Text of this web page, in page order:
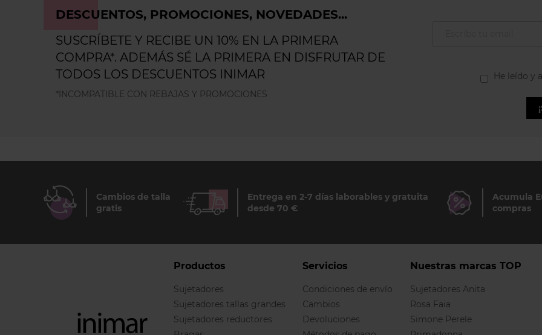
DESCUENTOS, PROMOCIONES, NOVEDADES...
SUSCRÍBETE Y RECIBE UN 10% EN LA PRIMERA
COMPRA*. ADEMÁS SÉ LA PRIMERA EN DISFRUTAR DE
TODOS LOS DESCUENTOS INIMAR
*INCOMPATIBLE CON REBAJAS Y PROMOCIONES
He leído y
Cambios de talla
gratis
Entrega en 2-7 días laborables y gratuita
desde 70 €
Acumula
compras
Productos
Sujetadores
Sujetadores tallas grandes
Sujetadores reductores
Servicios
Condiciones de envío
Cambios
Devoluciones
Nuestras marcas TOP
Sujetadores Anita
Rosa Faia
Simone Perele